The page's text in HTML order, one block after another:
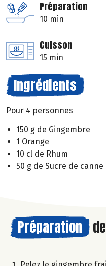
Préparation
10 min
Cuisson
15 min
Ingrédients
Pour 4 personnes
150 g de Gingembre
1 Orange
10 cl de Rhum
50 g de Sucre de canne
Préparation